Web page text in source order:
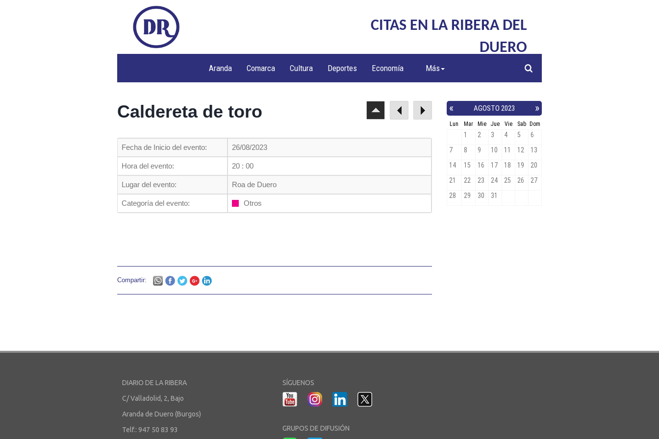
CITAS EN LA RIBERA DEL
DUERO
Aranda Comarca Cultura Deportes Economía Más
Caldereta de toro
Fecha de Inicio del evento: 26/08/2023
Hora del evento: 20 : 00
Lugar del evento: Roa de Duero
Categoría del evento: Otros
Compartir:
DIARIO DE LA RIBERA
C/ Valladolid, 2, Bajo
Aranda de Duero (Burgos)
Telf.: 947 50 83 93
SÍGUENOS
GRUPOS DE DIFUSIÓN